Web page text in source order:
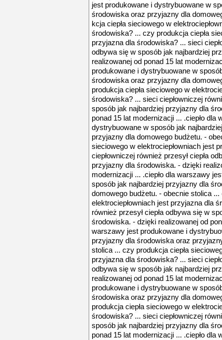
jest produkowane i dystrybuowane w
środowiska oraz przyjazny dla
kcja ciepła sieciowego w
środowiska? ... czy produkcja ciepła
przyjazna dla środowiska? ... sieci
odbywa się w sposób jak najbardziej
realizowanej od ponad 15 lat
produkowane i dystrybuowane w
środowiska oraz przyjazny dla
produkcja ciepła sieciowego w
środowiska? ... sieci ciepłowniczej
sposób jak najbardziej przyjazny dla
ponad 15 lat modernizacji ... .ciepło dla
dystrybuowane w sposób jak
przyjazny dla domowego budżetu. -
sieciowego w elektrociepłowniach jest
ciepłowniczej również przesył ciepła
przyjazny dla środowiska. - dzięki
modernizacji ... .ciepło dla warszawy
sposób jak najbardziej przyjazny dla
domowego budżetu. - obecnie stolica
elektrociepłowniach jest przyjazna dla
również przesył ciepła odbywa się w
środowiska. - dzięki realizowanej od
warszawy jest produkowane i
przyjazny dla środowiska oraz
stolica ... czy produkcja ciepła
przyjazna dla środowiska? ... sieci
odbywa się w sposób jak najbardziej
realizowanej od ponad 15 lat
produkowane i dystrybuowane w
środowiska oraz przyjazny dla
produkcja ciepła sieciowego w
środowiska? ... sieci ciepłowniczej
sposób jak najbardziej przyjazny dla
ponad 15 lat modernizacji ... .ciepło dla